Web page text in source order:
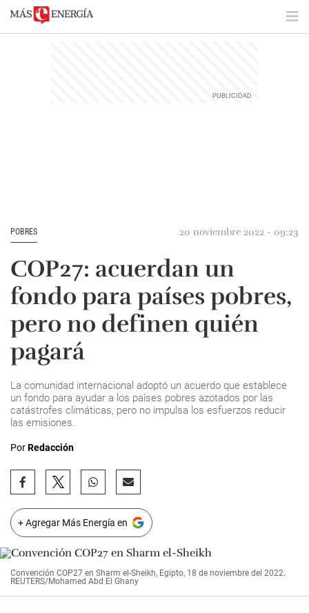
POBRES 20 noviembre 2022 - 09:23
COP27: acuerdan un
fondo para países pobres,
pero no definen quién
pagará
La comunidad internacional adoptó un acuerdo que establece
un fondo para ayudar a los países pobres azotados por las
catástrofes climáticas, pero no impulsa los esfuerzos reducir
las emisiones.
PorRedacción
+ Agregar Más Energía en
Convención COP27 en Sharm el-Sheikh, Egipto, 18 de noviembre del 2022.
REUTERS/Mohamed Abd El Ghany